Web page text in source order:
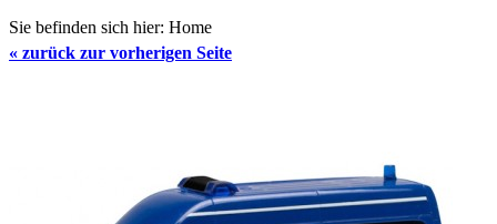
Sie befinden sich hier: Home
« zurück zur vorherigen Seite